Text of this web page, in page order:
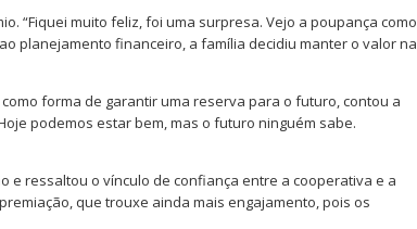
“Fiquei muito feliz, foi uma surpresa. Vejo a poupança como
planejamento financeiro, a família decidiu manter o valor na
forma de garantir uma reserva para o futuro, contou a
podemos estar bem, mas o futuro ninguém sabe.
e ressaltou o vínculo de confiança entre a cooperativa e a
que trouxe ainda mais engajamento, pois os